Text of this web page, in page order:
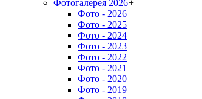
Фотогалерея 2026+
Фото - 2026
Фото - 2025
Фото - 2024
Фото - 2023
Фото - 2022
Фото - 2021
Фото - 2020
Фото - 2019